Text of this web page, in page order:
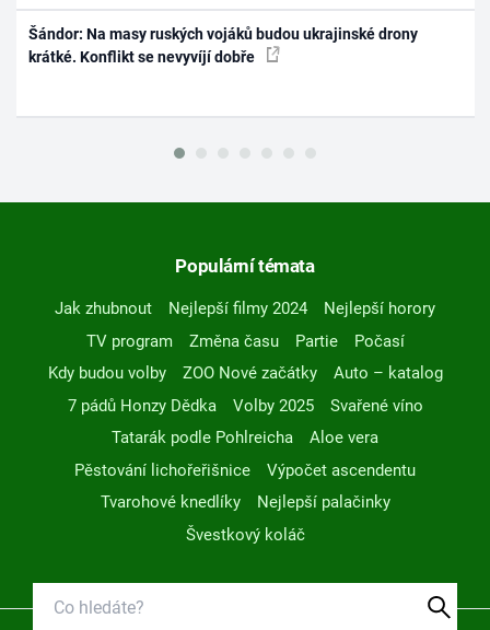
Šándor: Na masy ruských vojáků budou ukrajinské drony
krátké. Konflikt se nevyvíjí dobře
Populární témata
Jak zhubnout Nejlepší filmy 2024
Nejlepší horory
TV program
Změna času Partie
Počasí
Kdy budou volby
ZOO Nové začátky
Auto – katalog
7 pádů Honzy Dědka
Volby 2025
Svařené víno
Tatarák podle Pohlreicha
Aloe vera
Pěstování lichořeřišnice
Výpočet ascendentu
Tvarohové knedlíky
Nejlepší palačinky
Švestkový koláč